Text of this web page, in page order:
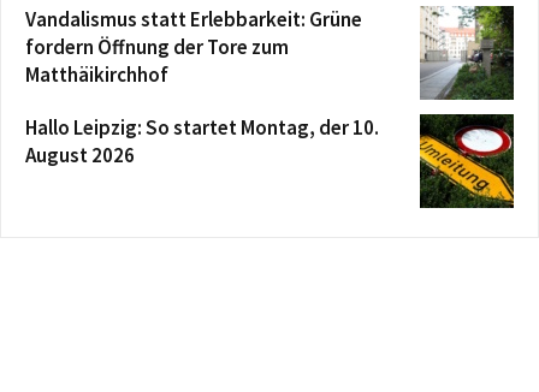
Vandalismus statt Erlebbarkeit: Grüne
fordern Öffnung der Tore zum
Matthäikirchhof
Hallo Leipzig: So startet Montag, der 10.
August 2026